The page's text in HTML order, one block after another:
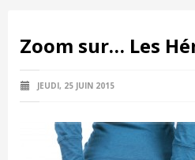
Zoom sur… Les
JEUDI, 25 JUIN 2015